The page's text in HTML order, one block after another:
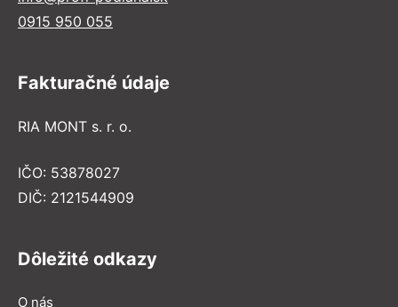
0915 950 055
Fakturačné údaje
RIA MONT s. r. o.
IČO: 53878027
DIČ: 2121544909
Dôležité odkazy
O nás